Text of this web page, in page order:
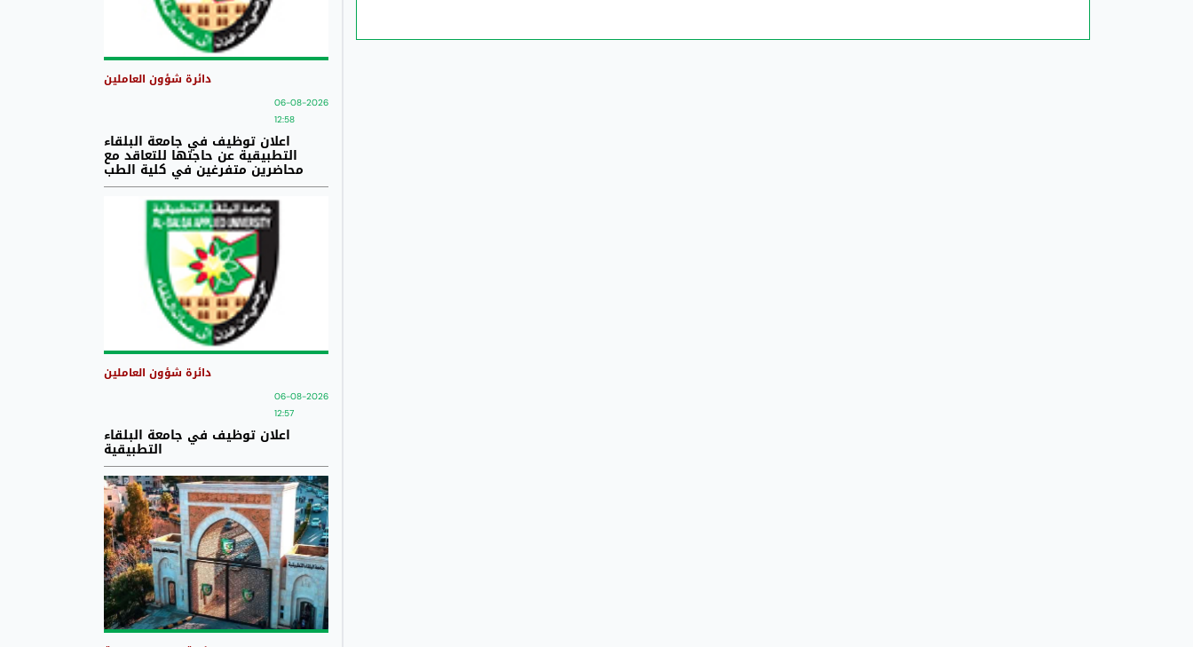
دائرة شؤون العاملين
06-08-2026
12:58
اعلان توظيف في جامعة البلقاء
التطبيقية عن حاجتها للتعاقد مع
محاضرين متفرغين في كلية الطب
دائرة شؤون العاملين
06-08-2026
12:57
اعلان توظيف في جامعة البلقاء
التطبيقية